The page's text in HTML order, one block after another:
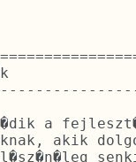
a
akik